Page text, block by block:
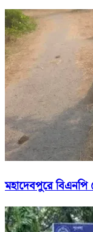
মহাদেবপুরে বিএনপি